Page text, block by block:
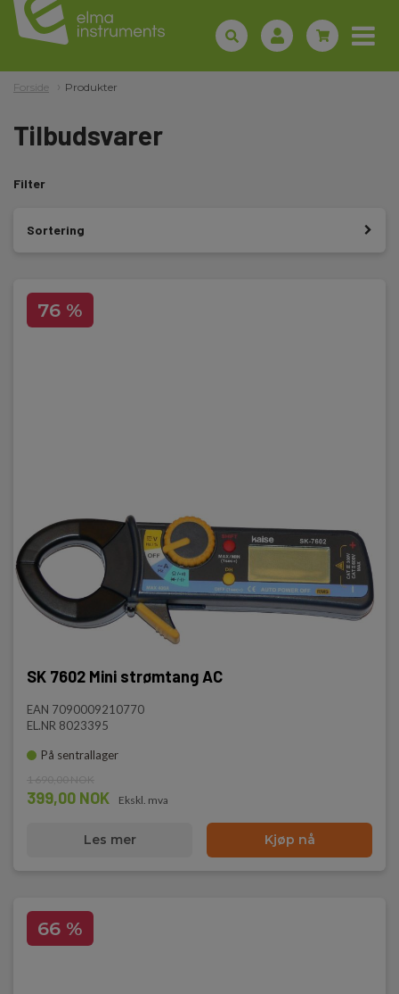
Forside Produkter
Tilbudsvarer
Filter
Sortering
76 %
SK 7602 Mini strømtang AC
EAN 7090009210770
EL.NR 8023395
På sentrallager
399,00 NOK Ekskl. mva
Les mer Kjøp nå
66 %
Lagersalg - kun gyldig så lenge